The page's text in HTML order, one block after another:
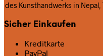
des Kunsthandwerks in
Sicher Einkaufen
Kreditkarte
PayPal